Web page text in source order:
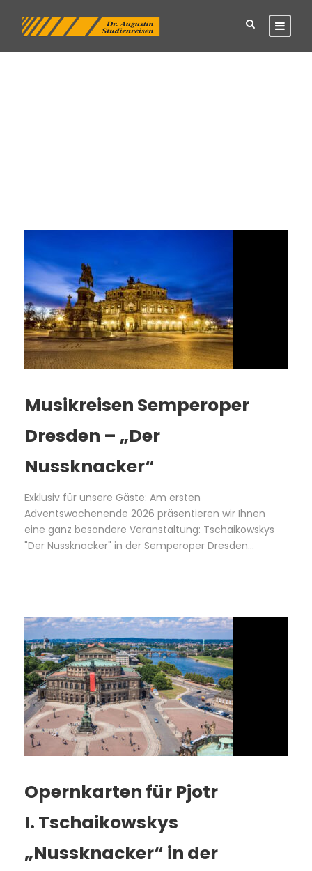
Musikreisen Semperoper
Dresden – „Der
Nussknacker“
Exklusiv für unsere Gäste: Am ersten
Adventswochenende 2026 präsentieren wir Ihnen
eine ganz besondere Veranstaltung: Tschaikowskys
"Der Nussknacker" in der Semperoper Dresden...
Opernkarten für Pjotr
I. Tschaikowskys
„Nussknacker“ in der